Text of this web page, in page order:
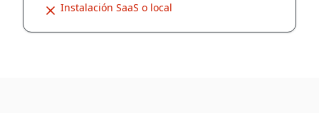
Instalación SaaS o local